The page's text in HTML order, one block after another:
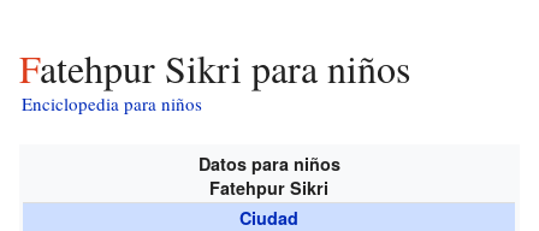
Fatehpur Sikri para niños
Enciclopedia para niños
Datos para niños
Fatehpur Sikri
Ciudad